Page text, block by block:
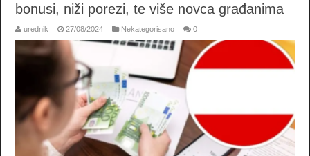
bonusi, niži porezi, te više novca građanima
urednik 27/08/2024 Nekategorisano 0